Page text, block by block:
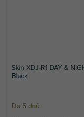
Skin XDJ-R1 DAY &
Black
Do 5 dnů